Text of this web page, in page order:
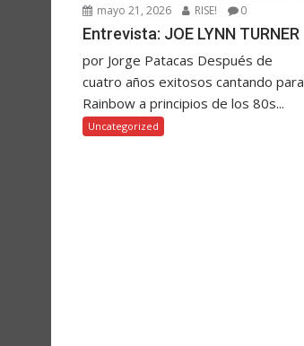
mayo 21, 2026 RISE! 0
Entrevista: JOE LYNN TURNER
por Jorge Patacas Después de
cuatro años exitosos cantando para
Rainbow a principios de los 80s...
Uncategorized